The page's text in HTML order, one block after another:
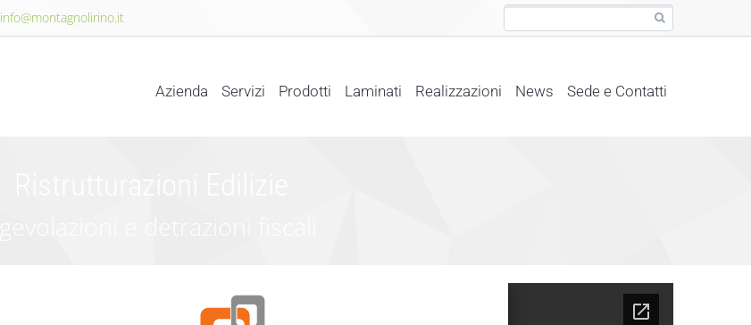
info@montagnolirino.it
Azienda Servizi Prodotti Laminati Realizzazioni News Sede e Contatti